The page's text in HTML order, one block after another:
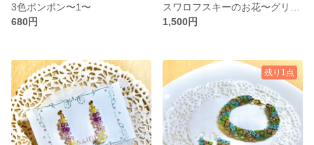
3色ポンポン〜1〜
680円
1,500円
残り1点